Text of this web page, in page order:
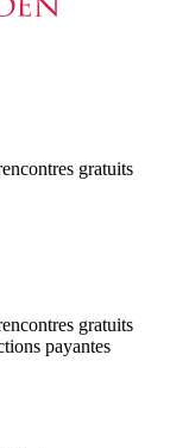
gratuits
gratuits
payantes